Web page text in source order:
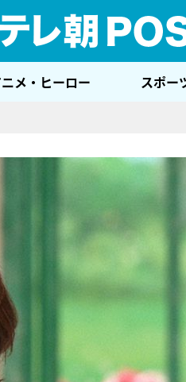
メ・ヒーロー スポー